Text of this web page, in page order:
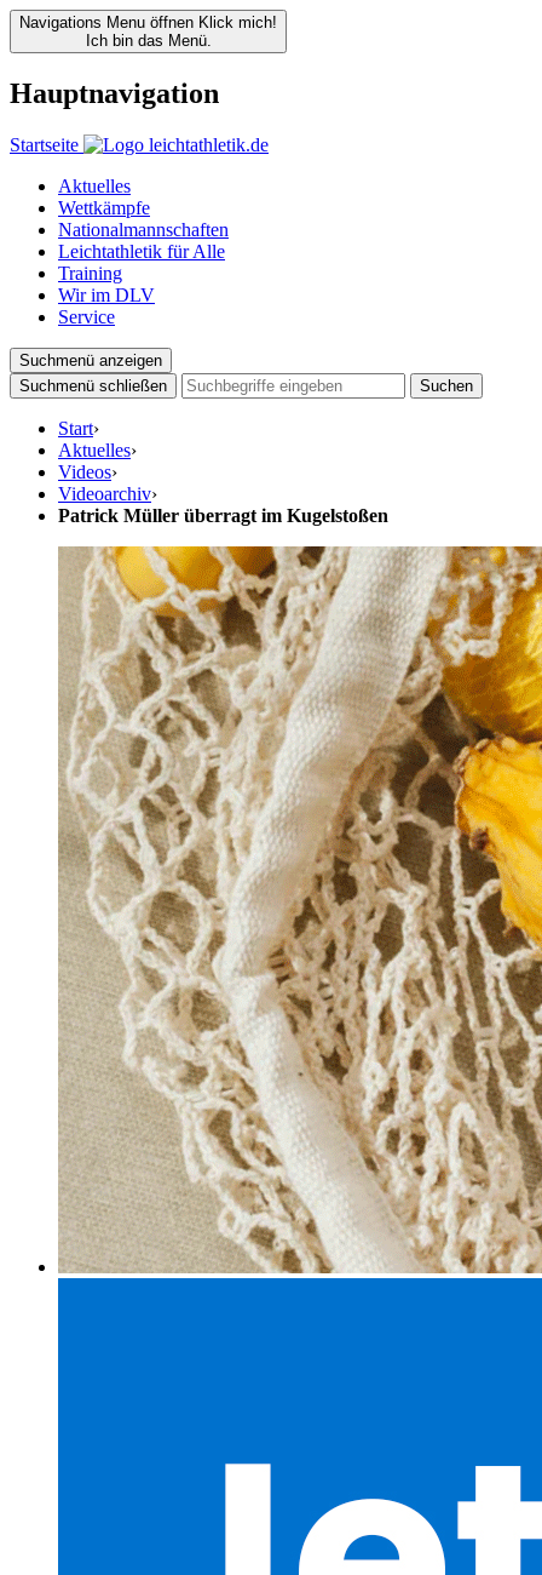
Navigations Menu öffnen Klick mich!
Ich bin das Menü.
Hauptnavigation
Startseite
Aktuelles
Wettkämpfe
Nationalmannschaften
Leichtathletik für Alle
Training
Wir im DLV
Service
Suchmenü anzeigen
Suchmenü schließen
Suchen
Start›
Aktuelles›
Videos›
Videoarchiv›
Patrick Müller überragt im Kugelstoßen